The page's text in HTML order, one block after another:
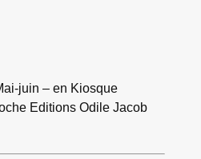
juin – en Kiosque
Editions Odile Jacob